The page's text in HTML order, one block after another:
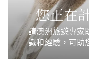
您正在
請澳洲旅遊專家
識和經驗，可助